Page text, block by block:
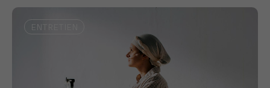
ENTRETIEN